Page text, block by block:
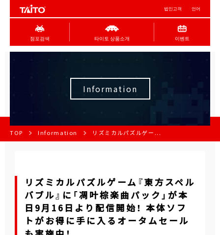
법인고객 언어
점포검색 타이토 상품소개 이벤트
Information
TOP Information リズミカルパズルゲー...
リズミカルパズルゲーム『東方スペル
バブル』に「凋叶棕楽曲パック」が本
日9月16日より配信開始！ 本体ソフ
トがお得に手に入るオータムセール